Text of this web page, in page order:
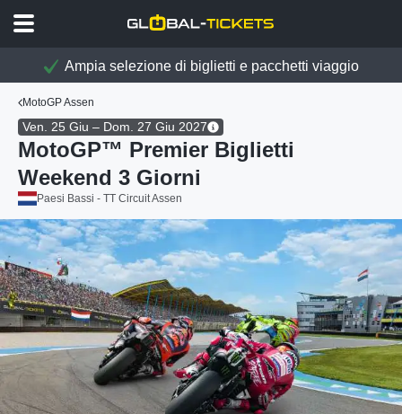
Ampia selezione di biglietti e pacchetti viaggio
MotoGP Assen
Ven. 25 Giu – Dom. 27 Giu 2027
MotoGP™ Premier Biglietti
Weekend 3 Giorni
Paesi Bassi - TT Circuit Assen